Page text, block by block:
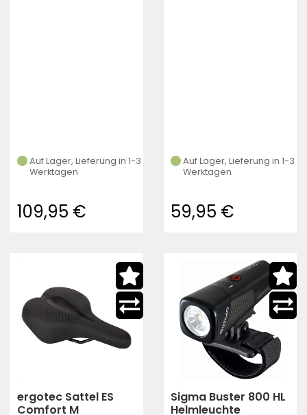
Auf Lager, Lieferung in 1-3
Werktagen
109,95 €
Auf Lager, Lieferung in 1-3
Werktagen
59,95 €
ergotec Sattel ES
Comfort M
Sigma Buster 800 HL
Helmleuchte